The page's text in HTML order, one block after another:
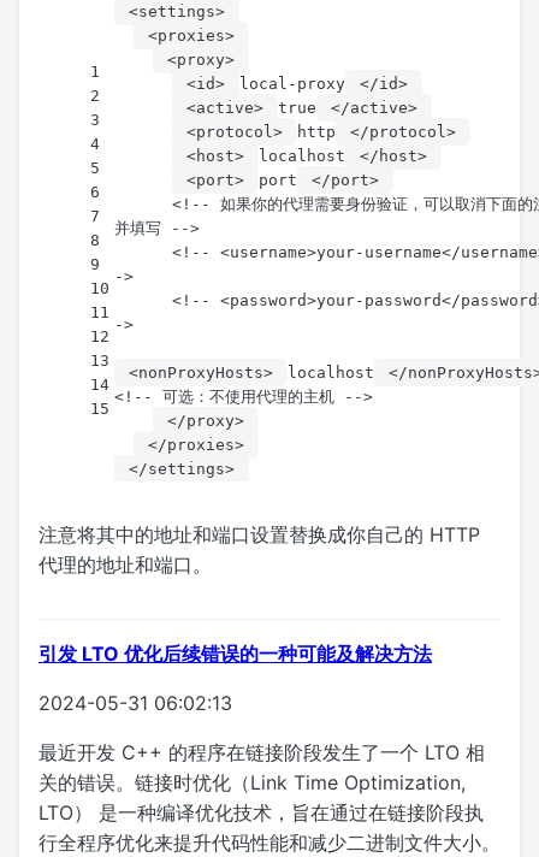
1
2
3
4
5
6
7
8
9
10
11
12
13
14
15
<settings>
<proxies>
<proxy>
<id> local-proxy </id>
<active> true </active>
<protocol > http </protocol >
<host> localhost </ host>
<port> port </port>
<!-- 如果你的代理需要身份验证，可以取消下面的
并填写 -->
<!-- <username>your-username</
->
<!-- <password>your-password</
->
<nonProxyHosts> localhost </nonProxyHosts
<!-- 可选：不使用代理的主机 -->
</proxy>
</proxies>
</settings>
注意将其中的地址和端口设置替换成你自己的 HTTP
代理的地址和端口。
引发 LTO 优化后续错误的一种可能及解决方法
2024-05-31 06:02:13
最近开发 C++ 的程序在链接阶段发生了一个 LTO 相
关的错误。链接时优化（Link Time Optimization,
LTO） 是一种编译优化技术，旨在通过在链接阶段执
行全程序优化来提升代码性能和减少二进制文件大小。